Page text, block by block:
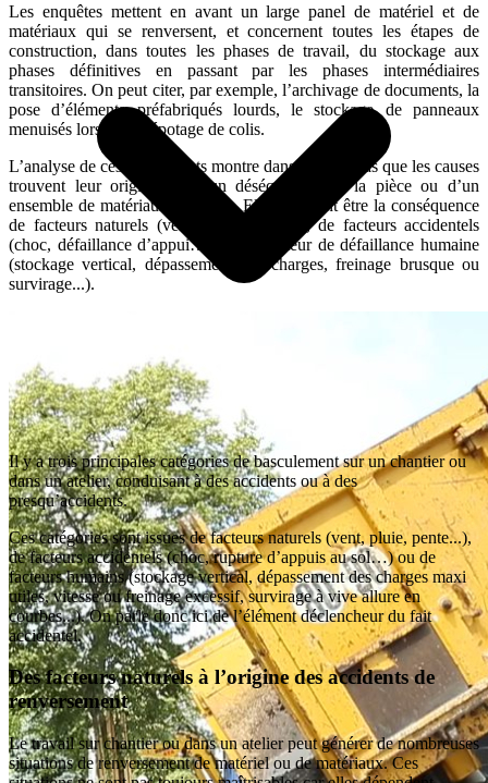
Les enquêtes mettent en avant un large panel de matériel et de
matériaux qui se renversent, et concernent toutes les étapes de
construction, dans toutes les phases de travail, du stockage aux
phases définitives en passant par les phases intermédiaires
transitoires. On peut citer, par exemple, l’archivage de documents, la
pose d’éléments préfabriqués lourds, le stockage de panneaux
menuisés lors d’un dépotage de colis.
L’analyse de ces évènements montre dans tous les cas que les causes
trouvent leur origine dans un déséquilibre de la pièce ou d’un
ensemble de matériaux/matériels. Elles peuvent être la conséquence
de facteurs naturels (vent, pluie, pente...), de facteurs accidentels
(choc, défaillance d’appui…) ou de facteur de défaillance humaine
(stockage vertical, dépassement des charges, freinage brusque ou
survirage...).
Il y a trois principales catégories de basculement sur un chantier ou
dans un atelier, conduisant à des accidents ou à des
presqu’accidents.
Ces catégories sont issues de facteurs naturels (vent, pluie, pente...),
de facteurs accidentels (choc, rupture d’appuis au sol…) ou de
facteurs humains (stockage vertical, dépassement des charges maxi
utiles, vitesse ou freinage excessif, survirage à vive allure en
courbes...). On parle donc ici de l’élément déclencheur du fait
accidentel.
Des facteurs naturels à l’origine des accidents de
renversement
Le travail sur chantier ou dans un atelier peut générer de nombreuses
situations de renversement de matériel ou de matériaux. Ces